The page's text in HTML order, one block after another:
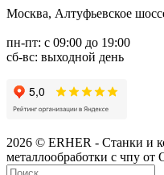
Москва, Алтуфьевское
пн-пт: с 09:00 до 19:00
сб-вс: выходной день
2026 © ERHER - Станки и
металлообработки с чпу